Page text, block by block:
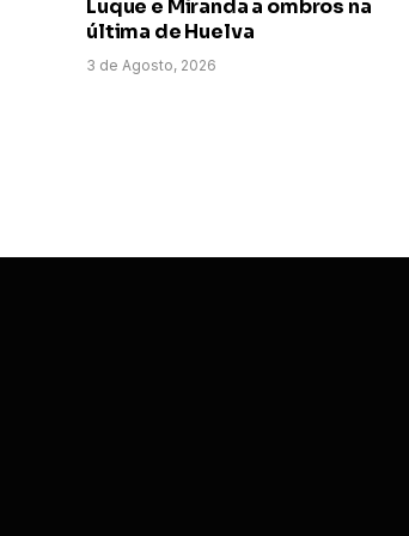
Luque e Miranda a ombros na
última de Huelva
3 de Agosto, 2026